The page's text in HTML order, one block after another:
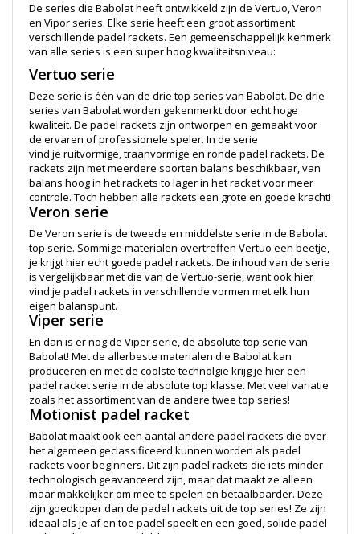
De series die Babolat heeft ontwikkeld zijn de Vertuo, Veron
en Vipor series. Elke serie heeft een groot assortiment
verschillende padel rackets. Een gemeenschappelijk kenmerk
van alle series is een super hoog kwaliteitsniveau:
Vertuo serie
Deze serie is één van de drie top series van Babolat. De drie
series van Babolat worden gekenmerkt door echt hoge
kwaliteit. De padel rackets zijn ontworpen en gemaakt voor
de ervaren of professionele speler. In de serie
vind je ruitvormige, traanvormige en ronde padel rackets. De
rackets zijn met meerdere soorten balans beschikbaar, van
balans hoog in het rackets to lager in het racket voor meer
controle. Toch hebben alle rackets een grote en goede kracht!
Veron serie
De Veron serie is de tweede en middelste serie in de Babolat
top serie. Sommige materialen overtreffen Vertuo een beetje,
je krijgt hier echt goede padel rackets. De inhoud van de serie
is vergelijkbaar met die van de Vertuo-serie, want ook hier
vind je padel rackets in verschillende vormen met elk hun
eigen balanspunt.
Viper serie
En dan is er nog de Viper serie, de absolute top serie van
Babolat! Met de allerbeste materialen die Babolat kan
produceren en met de coolste technolgie krijg je hier een
padel racket serie in de absolute top klasse. Met veel variatie
zoals het assortiment van de andere twee top series!
Motionist padel racket
Babolat maakt ook een aantal andere padel rackets die over
het algemeen geclassificeerd kunnen worden als padel
rackets voor beginners. Dit zijn padel rackets die iets minder
technologisch geavanceerd zijn, maar dat maakt ze alleen
maar makkelijker om mee te spelen en betaalbaarder. Deze
zijn goedkoper dan de padel rackets uit de top series! Ze zijn
ideaal als je af en toe padel speelt en een goed, solide padel